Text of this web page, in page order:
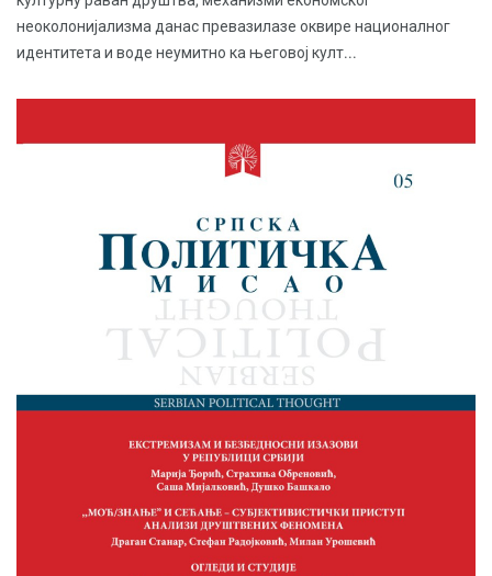
неоколонијализма данас превазилазе оквире националног
идентитета и воде неумитно ка његовој култ...